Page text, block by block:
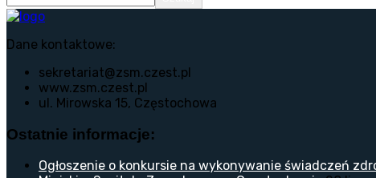
Dane kontaktowe:
sekretariat@zsm.czest.pl
www.zsm.czest.pl
ul. Mirowska 15, Częstochowa
Ostatnie informacje:
Ogłoszenie o konkursie na wykonywanie świadczeń